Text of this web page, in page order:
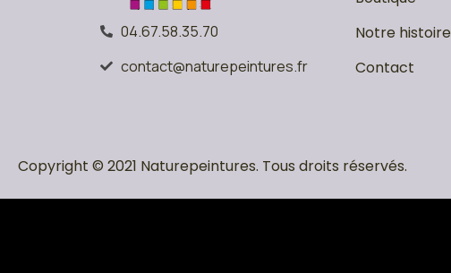
04.67.58.35.70
contact@naturepeintures.fr
Notre histoire
Contact
Copyright © 2021 Naturepeintures. Tous droits réservés.